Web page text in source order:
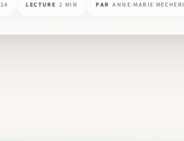
LECTURE 2 MIN PAR ANNE-MARIE MECHERI